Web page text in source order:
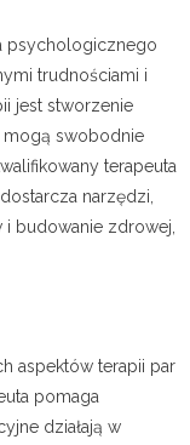
psychologicznego
trudnościami i
jest stworzenie
mogą swobodnie
terapeuta
narzędzi,
budowanie zdrowej,
aspektów terapii par
pomaga
działają w